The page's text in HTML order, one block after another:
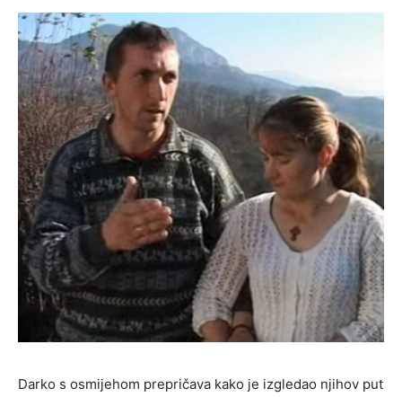
Darko s osmijehom prepričava kako je izgledao njihov put